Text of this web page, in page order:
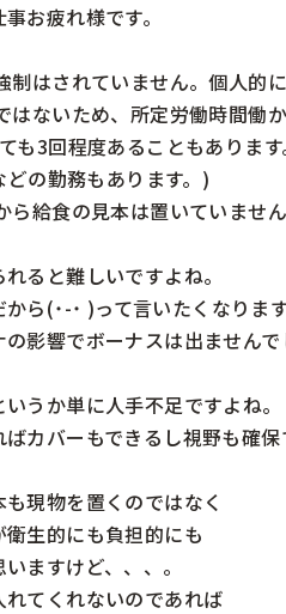
お疲れ様です。
はされていません。個人的
ないため、所定労働時間働
も3回程度あることもありま
どの勤務もあります。)
給食の見本は置いていません
ると難しいですよね。
ら(˙-˙ )って言いたくなります
影響でボーナスは出ません
うか単に人手不足ですよね。
ばカバーもできるし視野も確
現物を置くのではなく
生的にも負担的にも
ますけど、、、。
れてくれないのであれば